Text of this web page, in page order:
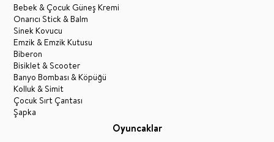
Bebek & Çocuk Güneş Kremi
Onarıcı Stick & Balm
Sinek Kovucu
Emzik & Emzik Kutusu
Biberon
Bisiklet & Scooter
Banyo Bombası & Köpüğü
Kolluk & Simit
Çocuk Sırt Çantası
Şapka
Oyuncaklar